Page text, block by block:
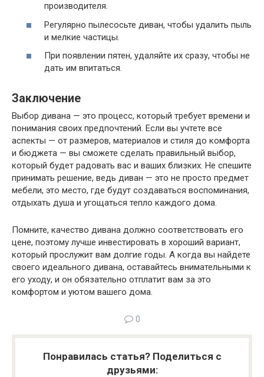
производителя.
Регулярно пылесосьте диван, чтобы удалить пыль
и мелкие частицы.
При появлении пятен, удаляйте их сразу, чтобы не
дать им впитаться.
Заключение
Выбор дивана — это процесс, который требует времени и
понимания своих предпочтений. Если вы учтете все
аспекты — от размеров, материалов и стиля до комфорта
и бюджета — вы сможете сделать правильный выбор,
который будет радовать вас и ваших близких. Не спешите
принимать решение, ведь диван — это не просто предмет
мебели, это место, где будут создаваться воспоминания,
отдыхать душа и угощаться тепло каждого дома.
Помните, качество дивана должно соответствовать его
цене, поэтому лучше инвестировать в хороший вариант,
который прослужит вам долгие годы. А когда вы найдете
своего идеального дивана, оставайтесь внимательными к
его уходу, и он обязательно отплатит вам за это
комфортом и уютом вашего дома.
0
Понравилась статья? Поделиться с
друзьями: